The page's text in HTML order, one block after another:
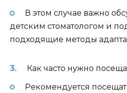
В этом случае важно
детским стоматологом и
подходящие методы
Как часто нужно
Рекомендуется